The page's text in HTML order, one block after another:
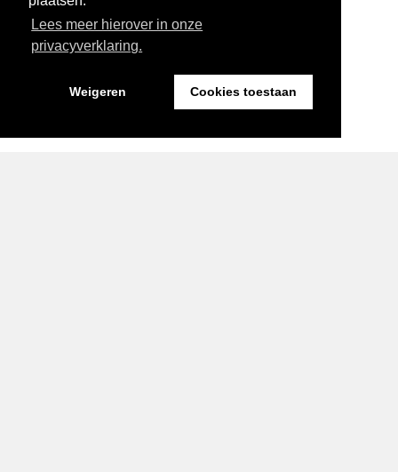
Lees meer hierover in onze
privacyverklaring.
Weigeren Cookies toestaan